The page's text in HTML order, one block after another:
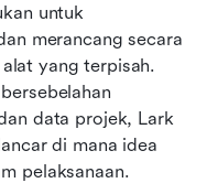
untuk
merancang secara
yang terpisah.
data projek, Lark
di mana idea
pelaksanaan.